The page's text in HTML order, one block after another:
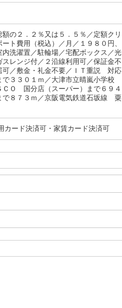
の２．２％又は５．５％／定額クリ
ト費用（税込）／月／１９８０円、
洗濯置／駐輪場／宅配ボックス／光
レンジ付／２沿線利用可／保証金不
可／敷金・礼金不要／ＩＴ重説 対応
３３０１ｍ／大津市立晴嵐小学校
ＣＯ 国分店（スーパー）まで６９４
で８７３ｍ／京阪電気鉄道石坂線 粟
カード決済可・家賃カード決済可